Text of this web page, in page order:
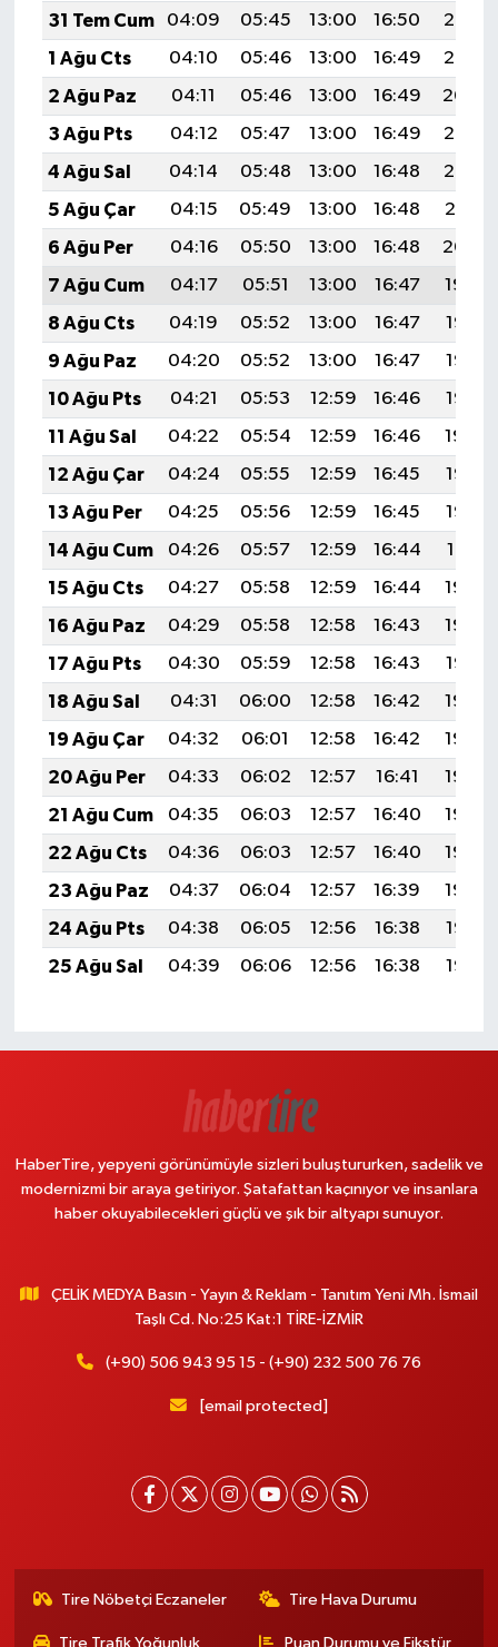
31 Tem Cum
04:09 05:45 13:00 16:50
20:06
1 Ağu Cts
04:10 05:46 13:00 16:49
20:05
2 Ağu Paz
04:11 05:46 13:00 16:49
20:04
3 Ağu Pts
04:12 05:47 13:00 16:49
20:03
4 Ağu Sal
04:14 05:48 13:00 16:48
20:02
5 Ağu Çar
04:15 05:49 13:00 16:48
20:01
6 Ağu Per
04:16 05:50 13:00 16:48
20:00
7 Ağu Cum
04:17 05:51 13:00 16:47
19:59
8 Ağu Cts
04:19 05:52 13:00 16:47
19:58
9 Ağu Paz
04:20 05:52 13:00 16:47
19:57
10 Ağu Pts
04:21 05:53 12:59 16:46
19:56
11 Ağu Sal
04:22 05:54 12:59 16:46
19:54
12 Ağu Çar
04:24 05:55 12:59 16:45
19:53
13 Ağu Per
04:25 05:56 12:59 16:45
19:52
14 Ağu Cum
04:26 05:57 12:59 16:44
19:51
15 Ağu Cts
04:27 05:58 12:59 16:44
19:50
16 Ağu Paz
04:29 05:58 12:58 16:43
19:48
17 Ağu Pts
04:30 05:59 12:58 16:43
19:47
18 Ağu Sal
04:31 06:00 12:58 16:42
19:46
19 Ağu Çar
04:32 06:01 12:58 16:42
19:44
20 Ağu Per
04:33 06:02 12:57 16:41
19:43
21 Ağu Cum
04:35 06:03 12:57 16:40
19:42
22 Ağu Cts
04:36 06:03 12:57 16:40
19:40
23 Ağu Paz
04:37 06:04 12:57 16:39
19:39
24 Ağu Pts
04:38 06:05 12:56 16:38
19:38
25 Ağu Sal
04:39 06:06 12:56 16:38 19:36
HaberTire, yepyeni görünümüyle sizleri buluştururken, sadelik ve
modernizmi bir araya getiriyor. Şatafattan kaçınıyor ve insanlara
haber okuyabilecekleri güçlü ve şık bir altyapı sunuyor.
ÇELİK MEDYA Basın - Yayın & Reklam - Tanıtım Yeni Mh. İsmail
Taşlı Cd. No:25 Kat:1 TİRE-İZMİR
(+90) 506 943 95 15 - (+90) 232 500 76 76
[email protected]
Tire Nöbetçi Eczaneler Tire Hava Durumu
Tire Trafik Yoğunluk Puan Durumu ve Fikstür